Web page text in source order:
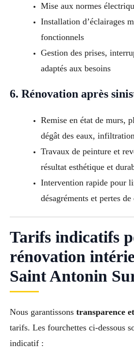
Mise aux normes
Installation d’éclairages
fonctionnels
Gestion des prises,
adaptés aux besoins
6. Rénovation après
Remise en état de murs,
dégât des eaux,
Travaux de peinture et
résultat esthétique et
Intervention rapide pour
désagréments et pertes
Tarifs indicatifs
rénovation
Saint Antonin
Nous garantissons transparence
tarifs. Les fourchettes ci-dessous
indicatif :